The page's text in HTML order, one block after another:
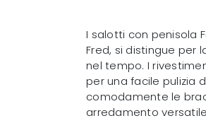
I salotti con penisola
Fred, si distingue per
nel tempo. I
per una facile pulizia
comodamente le
arredamento